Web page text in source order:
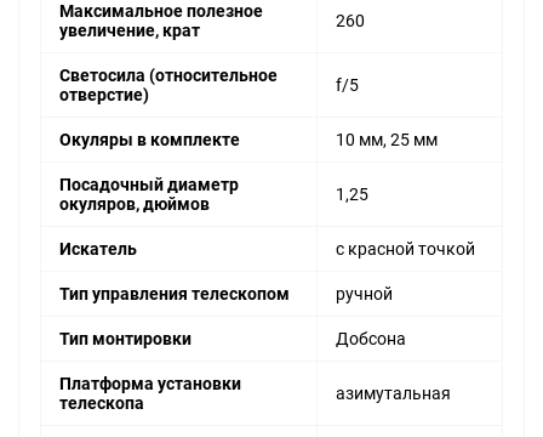
Максимальное полезное
увеличение, крат
260
Светосила (относительное
отверстие)
f/5
Окуляры в комплекте 10 мм, 25 мм
Посадочный диаметр
окуляров, дюймов
1,25
Искатель с красной точкой
Тип управления телескопом ручной
Тип монтировки Добсона
Платформа установки
телескопа
азимутальная